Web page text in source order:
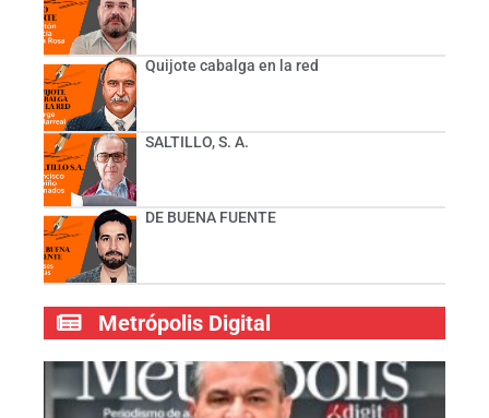
Quijote cabalga en la red
SALTILLO, S. A.
DE BUENA FUENTE
Metrópolis Digital